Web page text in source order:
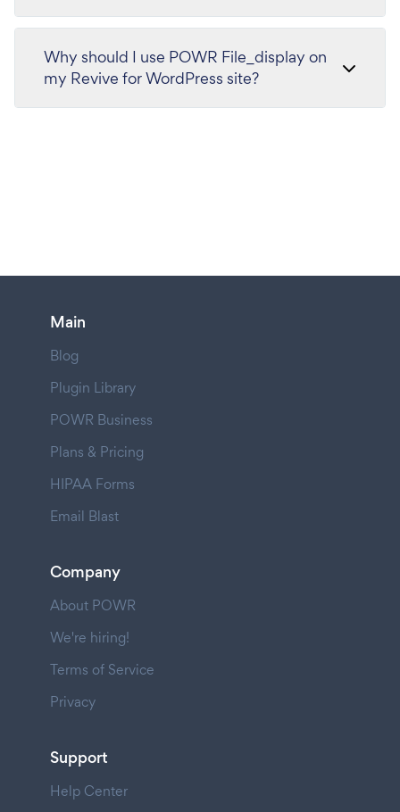
Why should I use POWR File_display on
my Revive for WordPress site?
Main
Blog
Plugin Library
POWR Business
Plans & Pricing
HIPAA Forms
Email Blast
Company
About POWR
We're hiring!
Terms of Service
Privacy
Support
Help Center